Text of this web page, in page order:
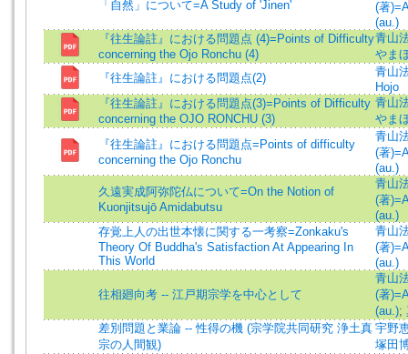
「自然」について=A Study of 'Jinen'
(著
(au.)
『往生論註』における問題点 (4)=Points of Difficulty
concerning the Ojo Ronchu (4)
青山
やま
『往生論註』における問題点(2)
青山
Hojo
『往生論註』における問題点(3)=Points of Difficulty
concerning the OJO RONCHU (3)
青山
やま
『往生論註』における問題点=Points of difficulty
concerning the Ojo Ronchu
青山
(著
(au.)
久遠実成阿弥陀仏について=On the Notion of
Kuonjitsujō Amidabutsu
青山
(著
(au.)
存覚上人の出世本懐に関する一考察=Zonkaku's
Theory Of Buddha's Satisfaction At Appearing In
This World
青山
(著
(au.)
往相廻向考 -- 江戸期宗学を中心として
青山
(著
(au.);
差別問題と業論 -- 性得の機 (宗学院共同研究 浄土真
宗の人間観)
宇野
塚田